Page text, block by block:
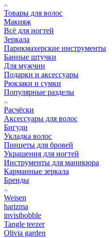
Товары для волос
Макияж
Всё для ногтей
Зеркала
Парикмахерские инструменты
Банные штучки
Для мужчин
Подарки и аксессуары
Рюкзаки и сумки
Популярные разделы
Расчёски
Аксессуары для волос
Бигуди
Укладка волос
Пинцеты для бровей
Украшения для ногтей
Инструменты для маникюра
Карманные зеркала
Бренды
Weisen
harizma
invisibobble
Tangle teezer
Olivia garden